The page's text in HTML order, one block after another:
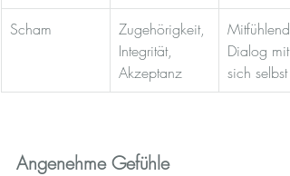
Scham
Zugehörigkeit,
Integrität,
Akzeptanz
Dialog mit
sich selbst
Angenehme Gefühle